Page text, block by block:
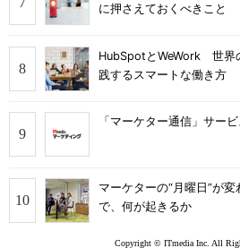
に押さえておくべきこと
HubSpotとWeWork 世界
践するスマートな働き方
「マーケター通信」サー
マーケターの“月曜日”が
で、何が起きるか
Copyright © ITmedia Inc. All